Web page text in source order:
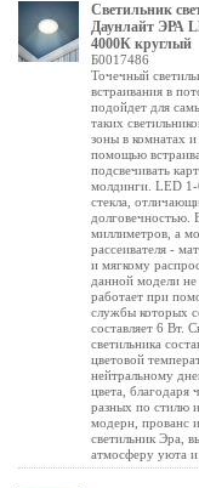
Светильник
Даунлайт ЭРА
4000К круглый
Б0017486
Точечный
встраивания в
подойдет для
таких
зоны в комнатах
помощью
подсвечивать
молдинги. LED
стекла,
долговечностью.
миллиметров, а
рассеивателя -
и мягкому
данной модели
работает при
службы которых
составляет 6 Вт.
светильника
цветовой
нейтральному
цвета, благодаря
разных по стилю
модерн, прованс
светильник Эра,
атмосферу уюта и